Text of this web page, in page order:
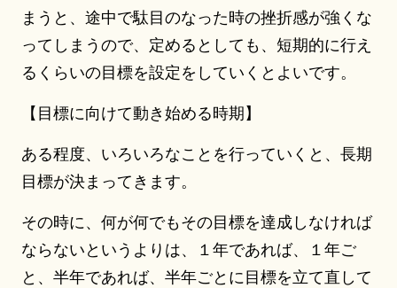
まうと、途中で駄目のなった時の挫折感が強くな
ってしまうので、定めるとしても、短期的に行え
るくらいの目標を設定をしていくとよいです。
【目標に向けて動き始める時期】
ある程度、いろいろなことを行っていくと、長期
目標が決まってきます。
その時に、何が何でもその目標を達成しなければ
ならないというよりは、１年であれば、１年ご
と、半年であれば、半年ごとに目標を立て直して